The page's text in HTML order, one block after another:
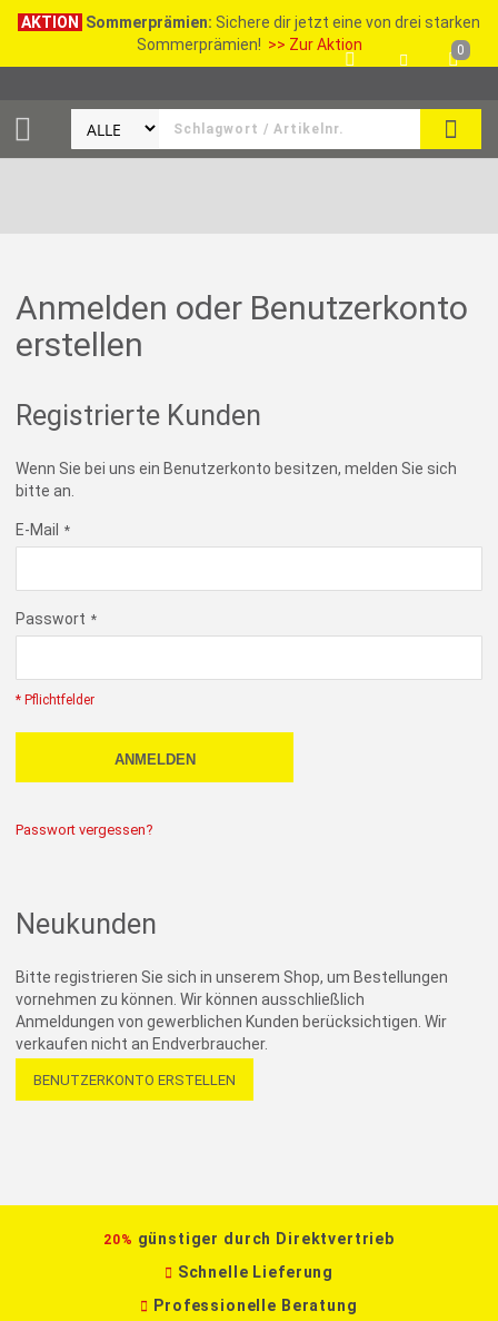
AKTION Sommerprämien: Sichere dir jetzt eine von drei starken
Sommerprämien! >> Zur Aktion 0
Anmelden oder Benutzerkonto
erstellen
Registrierte Kunden
Wenn Sie bei uns ein Benutzerkonto besitzen, melden Sie sich
bitte an.
E-Mail
Passwort
* Pflichtfelder
ANMELDEN
Passwort vergessen?
Neukunden
Bitte registrieren Sie sich in unserem Shop, um Bestellungen
vornehmen zu können. Wir können ausschließlich
Anmeldungen von gewerblichen Kunden berücksichtigen. Wir
verkaufen nicht an Endverbraucher.
BENUTZERKONTO ERSTELLEN
20% günstiger durch Direktvertrieb
Schnelle Lieferung
Professionelle Beratung